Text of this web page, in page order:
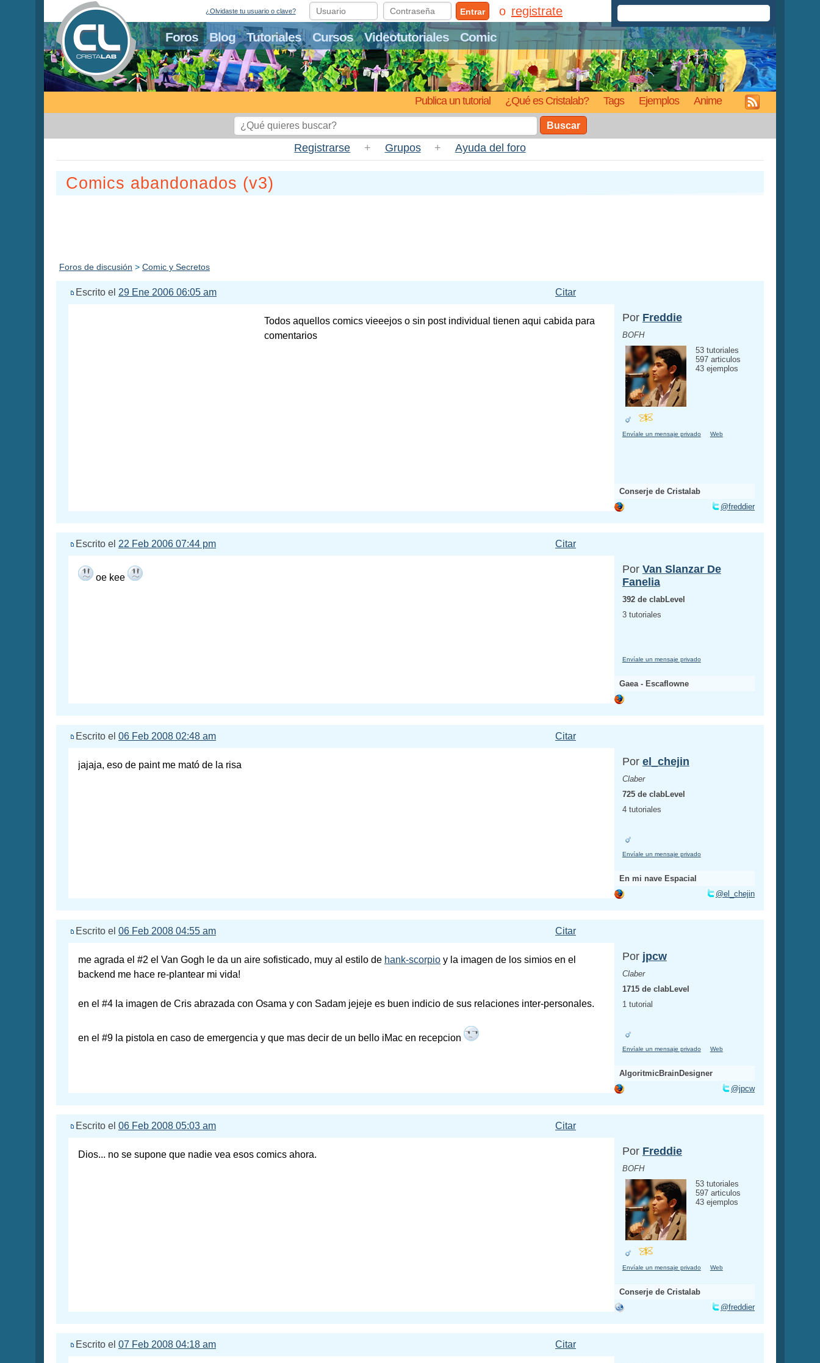
Foros Blog Tutoriales Cursos Videotutoriales Comic
Publica un tutorial ¿Qué es Cristalab? Tags Ejemplos Anime
¿Olvidaste tu usuario o clave? Entrar registrate
Buscar
Registrarse + Grupos + Ayuda del foro
Comics abandonados (v3)
Foros de discusión > Comic y Secretos
Citar
Escrito el 29 Ene 2006 06:05 am
Todos aquellos comics vieeejos o sin post individual tienen aqui cabida para
comentarios
Por Freddie
BOFH
53 tutoriales
597 articulos
43 ejemplos
Envíale un mensaje privado Web
Conserje de Cristalab
@freddier
Citar
Escrito el 22 Feb 2006 07:44 pm
oe kee
Por Van Slanzar De
Fanelia
392 de clabLevel
3 tutoriales
Envíale un mensaje privado
Gaea - Escaflowne
Citar
Escrito el 06 Feb 2008 02:48 am
jajaja, eso de paint me mató de la risa Por el_chejin
Claber
725 de clabLevel
4 tutoriales
Envíale un mensaje privado
En mi nave Espacial
@el_chejin
Citar
Escrito el 06 Feb 2008 04:55 am
me agrada el #2 el Van Gogh le da un aire sofisticado, muy al estilo de hank-scorpio y la imagen de los simios en el
backend me hace re-plantear mi vida!
en el #4 la imagen de Cris abrazada con Osama y con Sadam jejeje es buen indicio de sus relaciones inter-personales.
en el #9 la pistola en caso de emergencia y que mas decir de un bello iMac en recepcion
Por jpcw
Claber
1715 de clabLevel
1 tutorial
Envíale un mensaje privado Web
AlgoritmicBrainDesigner
@jpcw
Citar
Escrito el 06 Feb 2008 05:03 am
Dios... no se supone que nadie vea esos comics ahora. Por Freddie
BOFH
53 tutoriales
597 articulos
43 ejemplos
Envíale un mensaje privado Web
Conserje de Cristalab
@freddier
Citar
Escrito el 07 Feb 2008 04:18 am